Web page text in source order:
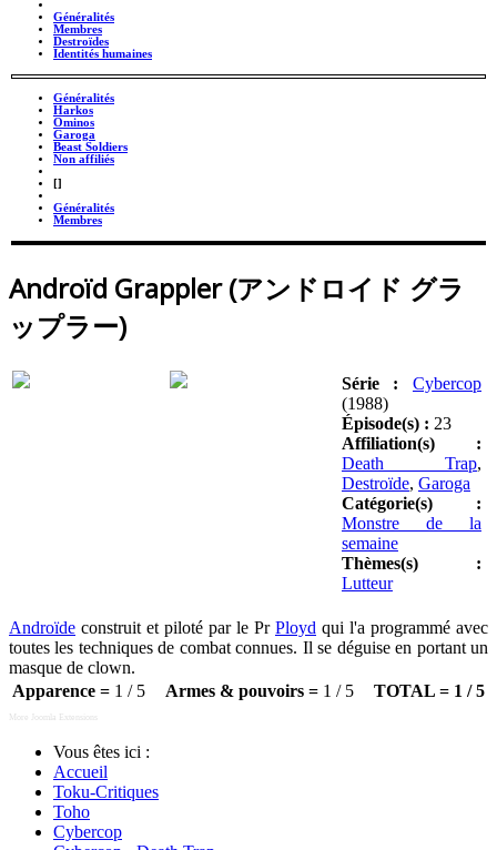
Généralités
Membres
Destroïdes
Identités humaines
Généralités
Harkos
Ominos
Garoga
Beast Soldiers
Non affiliés
[]
Généralités
Membres
Androïd Grappler (アンドロイド グラ
ップラー)
Série :
Cybercop
(1988)
Épisode(s) : 23
Affiliation(s) :
Death Trap,
Destroïde, Garoga
Catégorie(s) :
Monstre de la
semaine
Thèmes(s) :
Lutteur
Androïde construit et piloté par le Pr Ployd qui l'a programmé avec
toutes les techniques de combat connues. Il se déguise en portant un
masque de clown.
Apparence = 1 / 5 Armes & pouvoirs = 1 / 5 TOTAL = 1 / 5
More Joomla Extensions
Vous êtes ici :
Accueil
Toku-Critiques
Toho
Cybercop